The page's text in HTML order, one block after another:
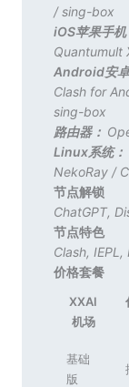
/sing-box
iOS苹果手机
Quantumult
Android安卓
Clash for
sing-box
路由器：
Linux系统：
NekoRay/
节点解锁
ChatGPT,
节点特色
Clash, IEPL ,
价格套餐
XXAI
机场
基础
版